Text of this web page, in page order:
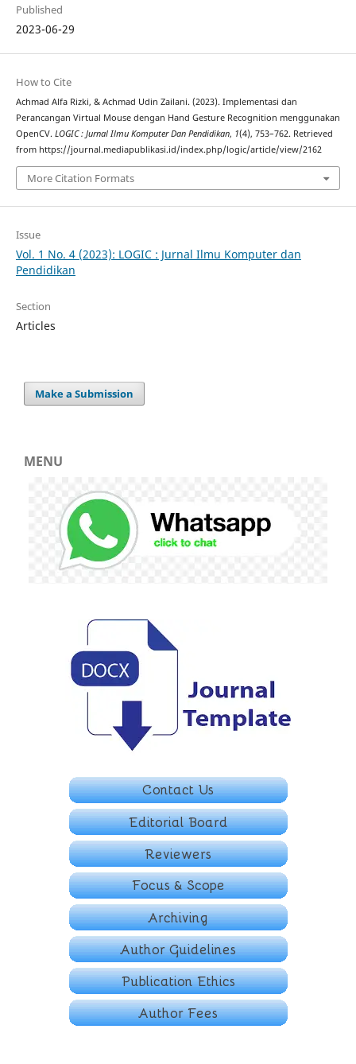
Published
2023-06-29
How to Cite
Achmad Alfa Rizki, & Achmad Udin Zailani. (2023). Implementasi dan
Perancangan Virtual Mouse dengan Hand Gesture Recognition menggunakan
OpenCV. LOGIC : Jurnal Ilmu Komputer Dan Pendidikan, 1(4), 753–762. Retrieved
from https://journal.mediapublikasi.id/index.php/logic/article/view/2162
More Citation Formats
Issue
Vol. 1 No. 4 (2023): LOGIC : Jurnal Ilmu Komputer dan
Pendidikan
Section
Articles
Make a Submission
MENU